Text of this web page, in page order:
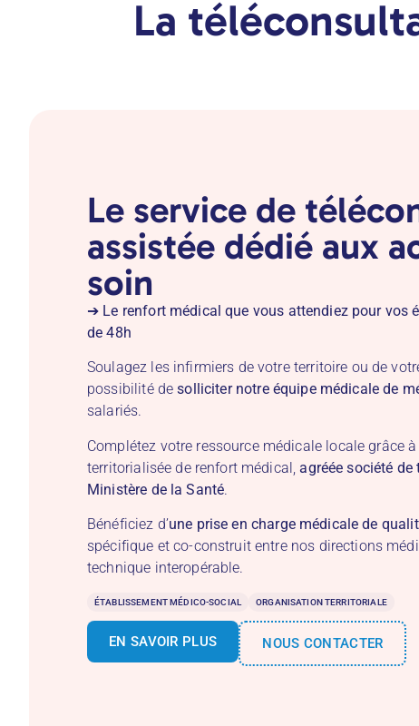
La
Le service de
assistée dédié aux
soin
➔ Le renfort médical que vous attendiez pour vos
de 48h
Soulagez les infirmiers de votre territoire ou de
possibilité desolliciter notre équipe médicale de
salariés.
Complétez votre ressource médicale locale grâce
territorialisée de renfort médical,agréée société
Ministère de la Santé.
Bénéficiez d’une prise en charge médicale de
spécifique et co-construit entre nos directions
technique interopérable.
ÉTABLISSEMENT MÉDICO-SOCIAL ORGANISATION TERRITORIALE
EN SAVOIR PLUS NOUS CONTACTER